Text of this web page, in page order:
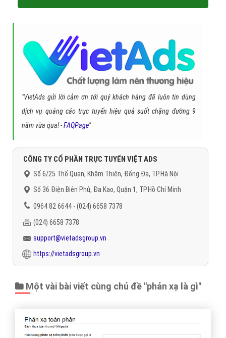
"VietAds gửi lời cảm ơn tới quý khách hàng đã luôn tin dùng
dịch vụ quảng cáo trực tuyến hiệu quả suốt chặng đường 9
năm vừa qua! -FAQPage"
CÔNG TY CỔ PHẦN TRỰC TUYẾN VIỆT ADS
Số 6/25 Thổ Quan, Khâm Thiên, Đống Đa, TP.Hà Nội
Số 36 Điện Biên Phủ, Đa Kao, Quận 1, TP.Hồ Chí Minh
0964 82 6644 - (024) 6658 7378
(024) 6658 7378
support@vietadsgroup.vn
https://vietadsgroup.vn
Một vài bài viết cùng chủ đề "phản xạ là gì"